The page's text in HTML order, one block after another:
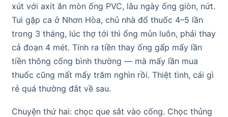
xút với axit ăn mòn ống PVC, lâu ngày ống giòn, nứt.
Tui gặp ca ở Nhơn Hòa, chủ nhà đổ thuốc 4–5 lần
trong 3 tháng, lúc thợ tới thì ống mủn luôn, phải thay
cả đoạn 4 mét. Tính ra tiền thay ống gấp mấy lần
tiền thông cống bình thường — mà mấy lần mua
thuốc cũng mất mấy trăm nghìn rồi. Thiệt tình, cái gì
rẻ quá thường đắt về sau.
Chuyện thứ hai: chọc que sắt vào cống. Chọc thủng